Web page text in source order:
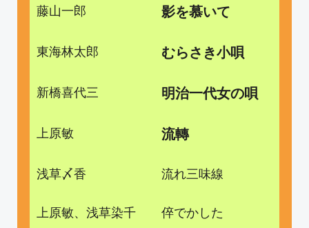
藤山一郎 影を慕いて
東海林太郎 むらさき小唄
新橋喜代三 明治一代女の唄
上原敏 流轉
浅草〆香 流れ三味線
上原敏、浅草染千
倅でかした